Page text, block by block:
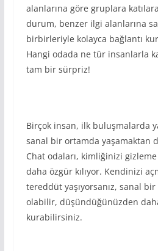
alanlarına göre gruplara
durum, benzer ilgi alanlarına
birbirleriyle kolayca bağlantı
Hangi odada ne tür insanlarla
tam bir sürpriz!
Birçok insan, ilk buluşmalarda
sanal bir ortamda yaşamaktan
Chat odaları, kimliğinizi gizleme
daha özgür kılıyor. Kendinizi
tereddüt yaşıyorsanız, sanal
olabilir, düşündüğünüzden
kurabilirsiniz.